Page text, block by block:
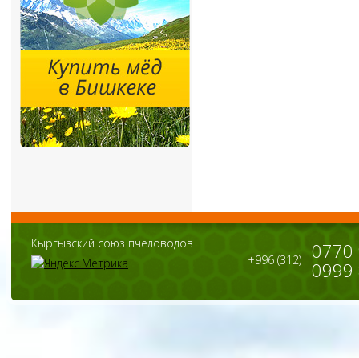
Кыргызский союз пчеловодов
+996 (312)